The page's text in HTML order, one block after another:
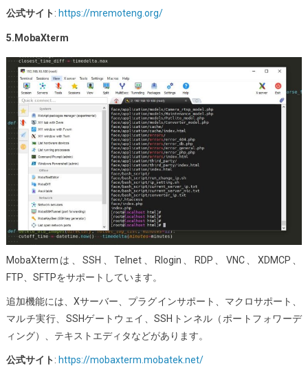
公式サイト: https://mremoteng.org/
5.MobaXterm
MobaXtermは、SSH、Telnet、Rlogin、RDP、VNC、XDMCP、
FTP、SFTPをサポートしています。
追加機能には、Xサーバー、プラグインサポート、マクロサポート、
マルチ実行、SSHゲートウェイ、SSHトンネル（ポートフォワーデ
ィング）、テキストエディタなどがあります。
公式サイト: https://mobaxterm.mobatek.net/